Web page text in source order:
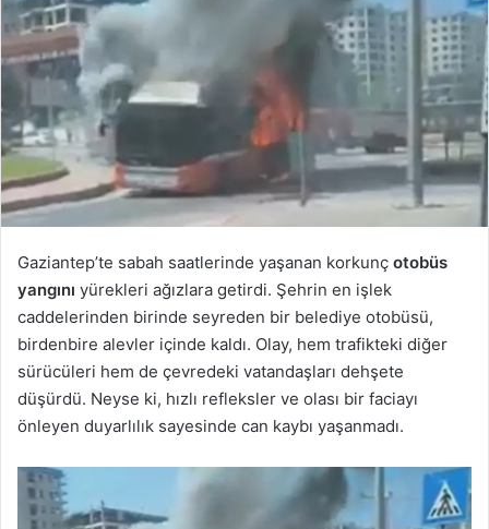
Gaziantep’te sabah saatlerinde yaşanan korkunç otobüs
yangını yürekleri ağızlara getirdi. Şehrin en işlek
caddelerinden birinde seyreden bir belediye otobüsü,
birdenbire alevler içinde kaldı. Olay, hem trafikteki diğer
sürücüleri hem de çevredeki vatandaşları dehşete
düşürdü. Neyse ki, hızlı refleksler ve olası bir faciayı
önleyen duyarlılık sayesinde can kaybı yaşanmadı.